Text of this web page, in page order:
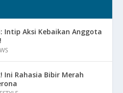
Intip Aksi Kebaikan Anggota
Ini Rahasia Bibir Merah